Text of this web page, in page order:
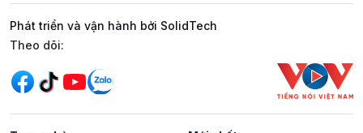
Phát triển và vận hành bởi SolidTech
Mạng xã hội
Theo dõi: